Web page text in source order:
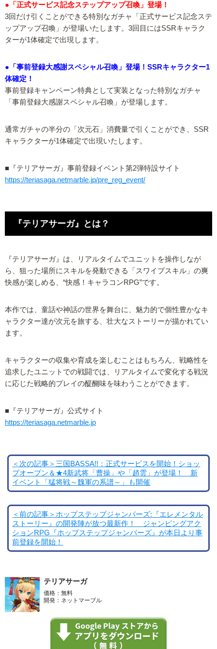
●「正式サービス記念ステップアップ召喚」登場！
3回だけ引くことができる特別なガチャ「正式サービス記念ステ
ップアップ召喚」が登場いたします。3回目にはSSRキャラク
ターが1体確定で出現します。
●「事前登録大感謝スペシャル召喚」登場！SSRキャラクター1
体確定！
事前登録キャンペーン特典として実装となった特別なガチャ
「事前登録大感謝スペシャル召喚」が登場します。
通常ガチャの半分の「次元石」消費量で引くことができ、SSR
キャラクターが1体確定で出現いたします。
■『テリアサーガ』事前登録イベント第2弾特設サイト
https://teriasaga.netmarble.jp/pre_reg_event/
『テリアサーガ』とは？
『テリアサーガ』は、リアルタイムでユニットを操作しなが
ら、狙った場所にスキルを発動できる「スワイプスキル」の爽
快感が楽しめる、“快感！キャラコンRPG”です。
本作では、童話や神話の世界を舞台に、魅力的で個性豊かなキ
ャラクター達が次元を旅する、壮大なストーリーが描かれてい
ます。
キャラクターの収集や育成を楽しむことはもちろん、戦略性を
追求したユニットでの戦闘では、リアルタイムで変化する戦況
に応じた戦略的プレイの醍醐味を味わうことができます。
■『テリアサーガ』公式サイト
https://teriasaga.netmarble.jp
＜次の記事＞三国BASSA!!：正式サービスを開始！ショッ
プオープン＆★4新武将「曹操」や「趙雲」が登場！ 新
イベント「猛将戦～魏軍の系譜～」も開催
＜前の記事＞ホップステップジャンパーズ:『エレメンタル
ストーリー』の開発陣が放つ最新作！ ジャンピングアク
ションRPG『ホップステップジャンパーズ』が本日より事
前登録を開始！
テリアサーガ
価格：無料
開発：ネットマーブル